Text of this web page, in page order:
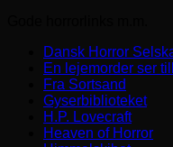
Dansk Horror
En lejemorder ser
Fra Sortsand
Gyserbiblioteket
H.P. Lovecraft
Heaven of Horror